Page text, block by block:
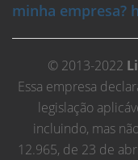
minha empresa?
© 2013-2022
Essa empresa
legislação
incluindo, mas
12.965, de 23 de